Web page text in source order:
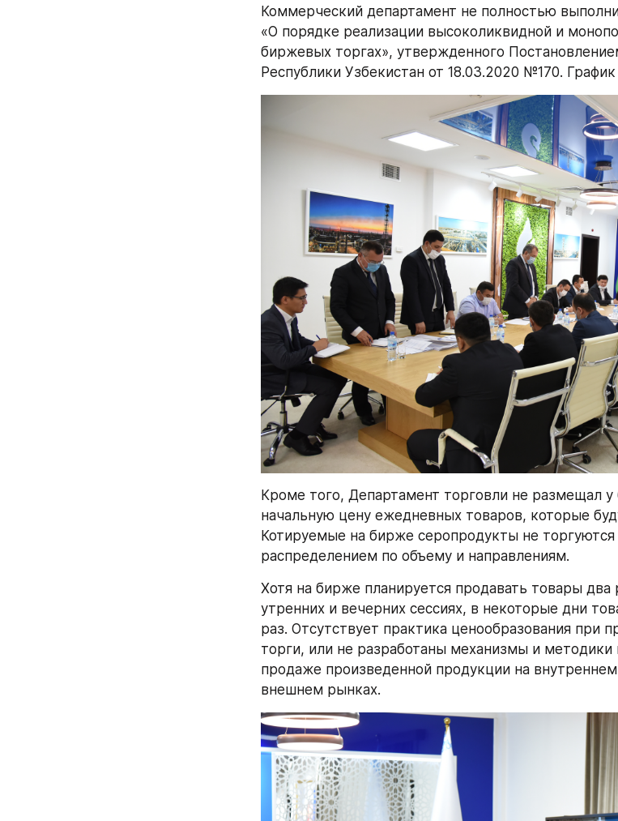
Коммерческий департамент не полностью
«О порядке реализации высоколиквидной и
биржевых торгах», утвержденного
Республики Узбекистан от 18.03.2020 №170.
Кроме того, Департамент торговли не размещал
начальную цену ежедневных товаров, которые
Котируемые на бирже серопродукты не
распределением по объему и направлениям.
Хотя на бирже планируется продавать товары два
утренних и вечерних сессиях, в некоторые дни
раз. Отсутствует практика ценообразования при
торги, или не разработаны механизмы и методики
продаже произведенной продукции на
внешнем рынках.